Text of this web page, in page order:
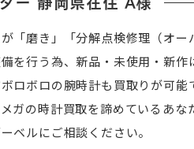
「磨き」「分解点検修理（オー
を行う為、新品・未使用・新作
ロボロの腕時計も買取りが可能
ガの時計買取を諦めているあな
ベルにご相談ください。